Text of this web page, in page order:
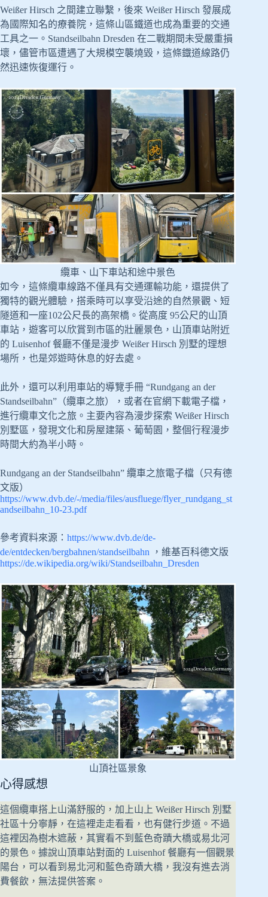
Weißer Hirsch 之間建立聯繫，後來 Weißer Hirsch 發展成
為國際知名的療養院，這條山區鐵道也成為重要的交通
工具之一。Standseilbahn Dresden 在二戰期間未受嚴重損
壞，儘管市區遭遇了大規模空襲燒毀，這條鐡道線路仍
然迅速恢復運行。
纜車、山下車站和途中景色
如今，這條纜車線路不僅具有交通運輸功能，還提供了
獨特的觀光體驗，搭乘時可以享受沿途的自然景觀、短
隧道和一座102公尺長的高架橋。從高度 95公尺的山頂
車站，遊客可以欣賞到市區的壯麗景色，山頂車站附近
的 Luisenhof 餐廳不僅是漫步 Weißer Hirsch 別墅的理想
場所，也是郊遊時休息的好去處。
此外，還可以利用車站的導覽手冊 “Rundgang an der
Standseilbahn”（纜車之旅），或者在官網下載電子檔，
進行纜車文化之旅。主要內容為漫步探索 Weißer Hirsch
別墅區，發現文化和房屋建築、葡萄園，整個行程漫步
時間大約為半小時。
Rundgang an der Standseilbahn” 纜車之旅電子檔（只有德
文版）
https://www.dvb.de/-/media/files/ausfluege/flyer_rundgang_st
andseilbahn_10-23.pdf
參考資料來源： https://www.dvb.de/de-
de/entdecken/bergbahnen/standseilbahn ，維基百科德文版
https://de.wikipedia.org/wiki/Standseilbahn_Dresden
山頂社區景象
心得感想
這個纜車搭上山滿舒服的，加上山上 Weißer Hirsch 別墅
社區十分寧靜，在這裡走走看看，也有健行步道。不過
這裡因為樹木遮蔽，其實看不到藍色奇蹟大橋或易北河
的景色。據說山頂車站對面的 Luisenhof 餐廳有一個觀景
陽台，可以看到易北河和藍色奇蹟大橋，我沒有進去消
費餐飲，無法提供答案。